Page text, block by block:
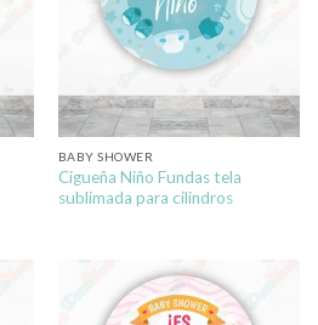
BABY SHOWER
Cigueña Niño Fundas tela
sublimada para cilindros